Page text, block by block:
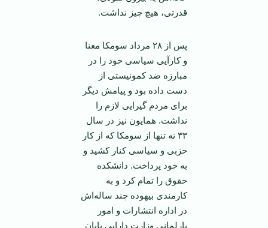
قدرتی، هیچ چیز نداشت.
پس از ۲۸ مرداد سومکا معنا
و کارآیی سیاسی خود را در
مبارزه ضد کمونیستی از
دست داده بود و پیامش دیگر
برای مردم گیرایی لازم را
نداشت. همایون نیز در سال
۳۳ نه تنها از سومکا که از کار
حزبی و سیاسی کنار کشید و
به خود پرداخت. دانشکده
حقوق را تمام کرد و به
کارمندی بیهوده چند ساله‌اش
در اداره انتشارات و امور
پارلمانی وزارت دارایی پایان